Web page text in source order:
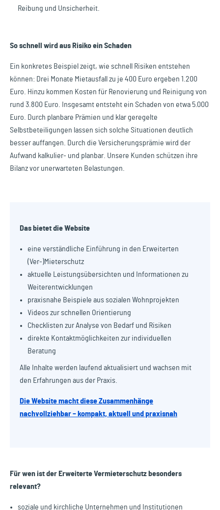
Reibung und Unsicherheit.
So schnell wird aus Risiko ein Schaden
Ein konkretes Beispiel zeigt, wie schnell Risiken entstehen
können: Drei Monate Mietausfall zu je 400 Euro ergeben 1.200
Euro. Hinzu kommen Kosten für Renovierung und Reinigung von
rund 3.800 Euro. Insgesamt entsteht ein Schaden von etwa 5.000
Euro. Durch planbare Prämien und klar geregelte
Selbstbeteiligungen lassen sich solche Situationen deutlich
besser auffangen. Durch die Versicherungsprämie wird der
Aufwand kalkulier- und planbar. Unsere Kunden schützen ihre
Bilanz vor unerwarteten Belastungen.
Das bietet die Website
eine verständliche Einführung in den Erweiterten
(Ver-)Mieterschutz
aktuelle Leistungsübersichten und Informationen zu
Weiterentwicklungen
praxisnahe Beispiele aus sozialen Wohnprojekten
Videos zur schnellen Orientierung
Checklisten zur Analyse von Bedarf und Risiken
direkte Kontaktmöglichkeiten zur individuellen
Beratung
Alle Inhalte werden laufend aktualisiert und wachsen mit
den Erfahrungen aus der Praxis.
Die Website macht diese Zusammenhänge
nachvollziehbar – kompakt, aktuell und praxisnah
Für wen ist der Erweiterte Vermieterschutz besonders
relevant?
soziale und kirchliche Unternehmen und Institutionen